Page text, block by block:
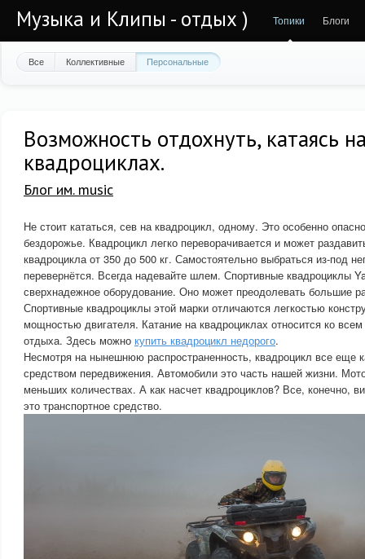
Музыка и Клипы - отдых ) Топики Блоги
Все Коллективные Персональные
Возможность отдохнуть, катаясь
квадроциклах.
Блог им. music
Не стоит кататься, сев на квадроцикл, одному. Это особенно
бездорожье. Квадроцикл легко переворачивается и может
квадроцикла от 350 до 500 кг. Самостоятельно выбраться из-под
перевернётся. Всегда надевайте шлем. Спортивные квадроциклы
сверхнадежное оборудование. Оно может преодолевать большие
Спортивные квадроциклы этой марки отличаются легкостью
мощностью двигателя. Катание на квадроциклах относится ко
отдыха. Здесь можно купить квадроцикл недорого.
Несмотря на нынешнюю распространенность, квадроцикл все еще
средством передвижения. Автомобили это часть нашей жизни.
меньших количествах. А как насчет квадроциклов? Все, конечно,
это транспортное средство.